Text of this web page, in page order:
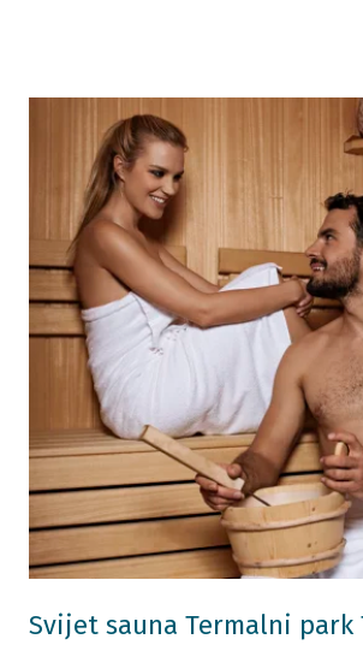
Svijet sauna Termalni park